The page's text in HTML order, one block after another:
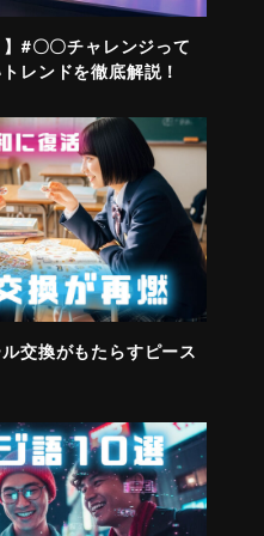
】#〇〇チャレンジって
レンドを徹底解説！
交換がもたらすピース